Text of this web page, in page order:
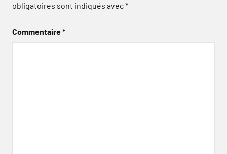
obligatoires sont indiqués avec*
Commentaire*